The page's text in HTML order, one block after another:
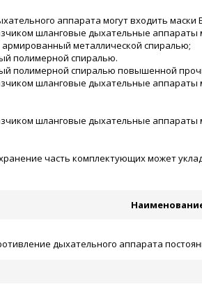
аппарата могут входить
шланговые дыхательные аппараты
металлической спиралью;
полимерной спиралью.
полимерной спиралью повышенной
шланговые дыхательные аппараты
шланговые дыхательные аппараты
часть комплектующих может
дыхательного аппарата